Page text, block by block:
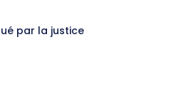
par la justice